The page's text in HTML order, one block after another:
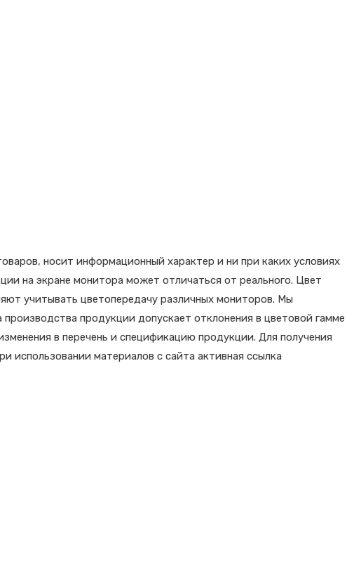
носит информационный характер и ни при каких условиях
на экране монитора может отличаться от реального. Цвет
учитывать цветопередачу различных мониторов. Мы
продукции допускает отклонения в цветовой гамме
в перечень и спецификацию продукции. Для получения
материалов с сайта активная ссылка